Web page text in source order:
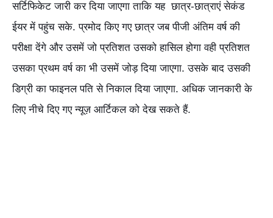
सर्टिफिकेट जारी कर दिया जाएगा ताकि यह छात्र-छात्राएं सेकंड
ईयर में पहुंच सके. प्रमोद किए गए छात्र जब पीजी अंतिम वर्ष की
परीक्षा देंगे और उसमें जो प्रतिशत उसको हासिल होगा वही प्रतिशत
उसका प्रथम वर्ष का भी उसमें जोड़ दिया जाएगा. उसके बाद उसकी
डिग्री का फाइनल पति से निकाल दिया जाएगा. अधिक जानकारी के
लिए नीचे दिए गए न्यूज़ आर्टिकल को देख सकते हैं.